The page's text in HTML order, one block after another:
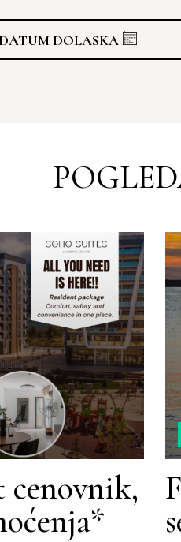
DOLASKA
cenovnik,